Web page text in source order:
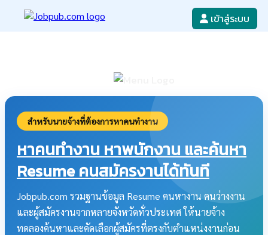
เข้าสู่ระบบ
สำหรับนายจ้างที่ต้องการหาคนทำงาน
หาคนทำงาน หาพนักงาน และค้นหา
Resume คนสมัครงานได้ทันที
Jobpub.com รวมฐานข้อมูล Resume คนหางาน คนว่างงาน
และผู้สมัครงานจากหลายจังหวัดทั่วประเทศ ให้นายจ้าง
ทดลองค้นหาและคัดเลือกผู้สมัครที่ตรงกับตำแหน่งงานก่อน